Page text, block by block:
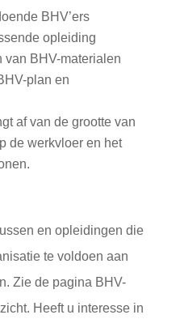
BHV’ers
opleiding
van BHV-materialen
plan en
af van de grootte van
de werkvloer en het
en opleidingen die
te voldoen aan
Zie de pagina BHV-
Heeft u interesse in